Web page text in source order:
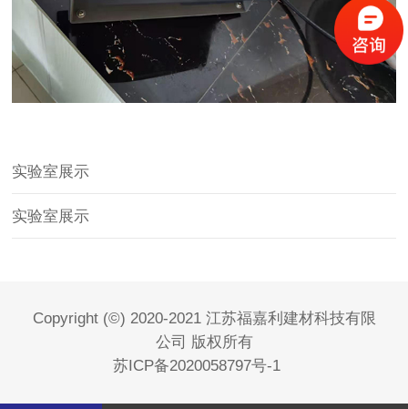
实验室展示
实验室展示
Copyright (©) 2020-2021 江苏福嘉利建材科技有限
公司 版权所有
苏ICP备2020058797号-1